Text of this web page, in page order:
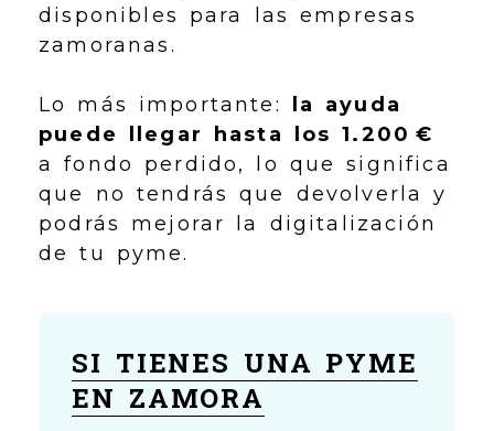
disponibles para las empresas
zamoranas.
Lo más importante:
la ayuda
puede llegar hasta los 1.200 €
a fondo perdido, lo que significa
que no tendrás que devolverla y
podrás mejorar la digitalización
de tu pyme.
SI TIENES UNA PYME
EN ZAMORA